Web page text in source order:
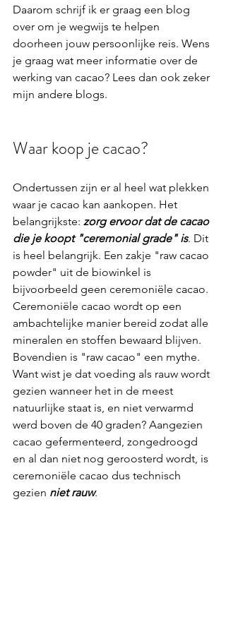
Daarom schrijf ik er graag een blog
over om je wegwijs te helpen
doorheen jouw persoonlijke reis. Wens
je graag wat meer informatie over de
werking van cacao? Lees dan ook zeker
mijn andere blogs.
Waar koop je cacao?
Ondertussen zijn er al heel wat plekken
waar je cacao kan aankopen. Het
belangrijkste: zorg ervoor dat de cacao
die je koopt "ceremonial grade" is. Dit
is heel belangrijk. Een zakje "raw cacao
powder" uit de biowinkel is
bijvoorbeeld geen ceremoniële cacao.
Ceremoniële cacao wordt op een
ambachtelijke manier bereid zodat alle
mineralen en stoffen bewaard blijven.
Bovendien is "raw cacao" een mythe.
Want wist je dat voeding als rauw wordt
gezien wanneer het in de meest
natuurlijke staat is, en niet verwarmd
werd boven de 40 graden? Aangezien
cacao gefermenteerd, zongedroogd
en al dan niet nog geroosterd wordt, is
ceremoniële cacao dus technisch
gezien niet rauw.